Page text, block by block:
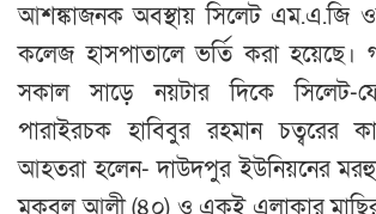
আশঙ্কাজনক অবস্থায় সিলেট এম.এ.জি
কলেজ হাসপাতালে ভর্তি করা হয়েছে।
সকাল সাড়ে নয়টার দিকে সিলেট-
পারাইরচক হাবিবুর রহমান চত্বরের
আহতরা হলেন- দাউদপুর ইউনিয়নের